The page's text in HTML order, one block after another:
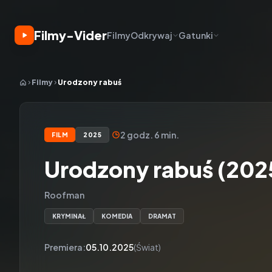
Filmy-ViderFilmyOdkrywaj Gatunki
Filmy Urodzony rabuś
FILM 2025 2 godz. 6 min.
Urodzony rabuś
Roofman
KRYMINAŁ KOMEDIA DRAMAT
Premiera:05.10.2025(Świat)